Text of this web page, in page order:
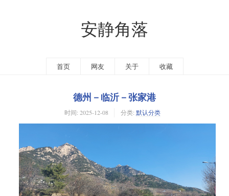
安静角落
首页 网友 关于 收藏
德州－临沂－张家港
时间: 2025-12-08 分类: 默认分类